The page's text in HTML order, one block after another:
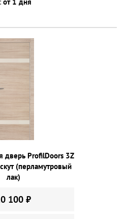
дверь ProfilDoors 3Z
(перламутровый
лак)
100 ₽